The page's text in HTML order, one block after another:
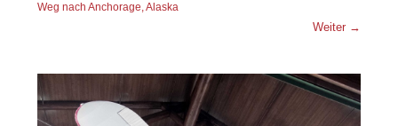
Weg nach Anchorage, Alaska
Weiter →